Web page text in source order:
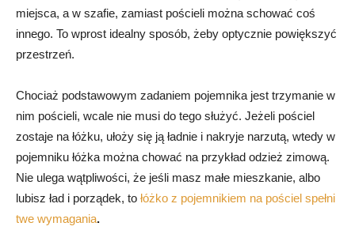
miejsca, a w szafie, zamiast pościeli można schować coś
innego. To wprost idealny sposób, żeby optycznie powiększyć
przestrzeń.
Chociaż podstawowym zadaniem pojemnika jest trzymanie w
nim pościeli, wcale nie musi do tego służyć. Jeżeli pościel
zostaje na łóżku, ułoży się ją ładnie i nakryje narzutą, wtedy w
pojemniku łóżka można chować na przykład odzież zimową.
Nie ulega wątpliwości, że jeśli masz małe mieszkanie, albo
lubisz ład i porządek, to łóżko z pojemnikiem na pościel spełni
twe wymagania.